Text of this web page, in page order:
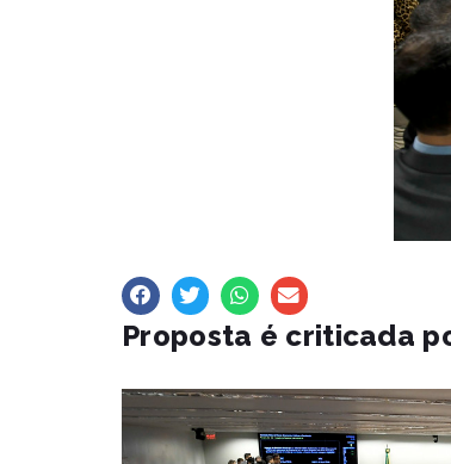
Proposta é criticada